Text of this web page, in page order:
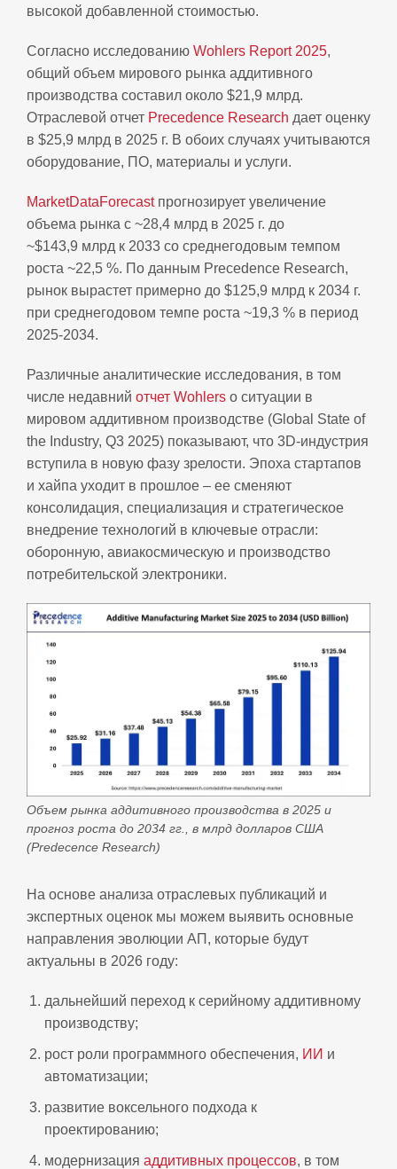
высокой добавленной стоимостью.
Согласно исследованию Wohlers Report 2025,
общий объем мирового рынка аддитивного
производства составил около $21,9 млрд.
Отраслевой отчет Precedence Research дает оценку
в $25,9 млрд в 2025 г. В обоих случаях учитываются
оборудование, ПО, материалы и услуги.
MarketDataForecastпрогнозирует увеличение
объема рынка с ~28,4 млрд в 2025 г. до
~$143,9 млрд к 2033 со среднегодовым темпом
роста ~22,5 %. По данным Precedence Research,
рынок вырастет примерно до $125,9 млрд к 2034 г.
при среднегодовом темпе роста ~19,3 % в период
2025‑2034.
Различные аналитические исследования, в том
числе недавний отчет Wohlers о ситуации в
мировом аддитивном производстве (Global State of
the Industry, Q3 2025) показывают, что 3D‑индустрия
вступила в новую фазу зрелости. Эпоха стартапов
и хайпа уходит в прошлое – ее сменяют
консолидация, специализация и стратегическое
внедрение технологий в ключевые отрасли:
оборонную, авиакосмическую и производство
потребительской электроники.
Объем рынка аддитивного производства в 2025 и
прогноз роста до 2034 гг., в млрд долларов США
(Predecence Research)
На основе анализа отраслевых публикаций и
экспертных оценок мы можем выявить основные
направления эволюции АП, которые будут
актуальны в 2026 году:
дальнейший переход к серийному аддитивному
производству;
рост роли программного обеспечения, ИИ и
автоматизации;
развитие воксельного подхода к
проектированию;
модернизация аддитивных процессов, в том